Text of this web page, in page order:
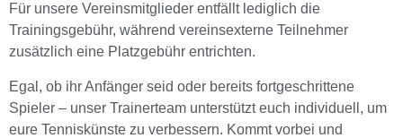
Für unsere Vereinsmitglieder entfällt lediglich die
Trainingsgebühr, während vereinsexterne Teilnehmer
zusätzlich eine Platzgebühr entrichten.
Egal, ob ihr Anfänger seid oder bereits fortgeschrittene
Spieler – unser Trainerteam unterstützt euch individuell, um
eure Tenniskünste zu verbessern. Kommt vorbei und